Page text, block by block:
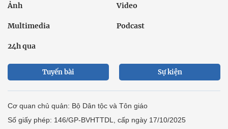
Ảnh Video
Multimedia Podcast
24h qua
Tuyến bài Sự kiện
Cơ quan chủ quản: Bộ Dân tộc và Tôn giáo
Số giấy phép: 146/GP-BVHTTDL, cấp ngày 17/10/2025